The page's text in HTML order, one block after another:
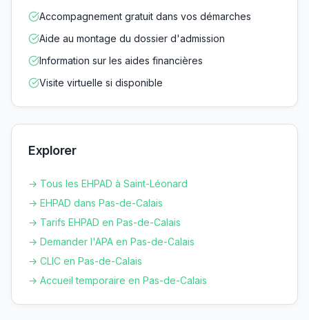
Accompagnement gratuit dans vos démarches
Aide au montage du dossier d'admission
Information sur les aides financières
Visite virtuelle si disponible
Explorer
→ Tous les EHPAD à Saint-Léonard
→ EHPAD dans Pas-de-Calais
→ Tarifs EHPAD en Pas-de-Calais
→ Demander l'APA en Pas-de-Calais
→ CLIC en Pas-de-Calais
→ Accueil temporaire en Pas-de-Calais